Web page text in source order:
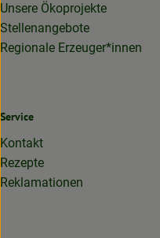
Unsere Ökoprojekte
Stellenangebote
Regionale Erzeuger*innen
Service
Kontakt
Rezepte
Reklamationen